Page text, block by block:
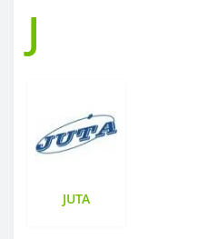
J
JUTA